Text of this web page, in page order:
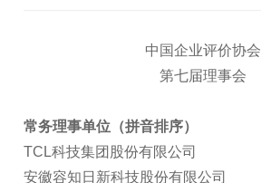
中国企业评价协会
第七届理事会
常务理事单位（拼音排序）
TCL科技集团股份有限公司
安徽容知日新科技股份有限公司